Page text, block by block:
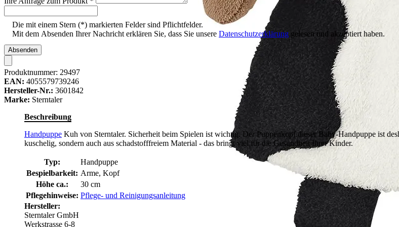
Die mit einem Stern (*) markierten Felder sind Pflichtfelder.
Mit dem Absenden Ihrer Nachricht erklären Sie, dass Sie unsere Datenschutzerklärung gelesen und akzeptiert haben.
Absenden
Produktnummer: 29497
EAN: 4055579739246
Hersteller-Nr.: 3601842
Marke: Sterntaler
Beschreibung
Handpuppe Kuh von Sterntaler. Sicherheit beim Spielen ist wichtig. Der Puppenkopf dieser Baby-Handpuppe ist
kuschelig, sondern auch aus schadstofffreiem Material - das bringt viel für die Gesundheit Ihrer Kinder.
Typ:
Handpuppe
Bespielbarkeit: Arme, Kopf
Höhe ca.:
30 cm
Pflegehinweise: Pflege- und Reinigungsanleitung
Hersteller:
Sterntaler GmbH
Werkstrasse 6-8